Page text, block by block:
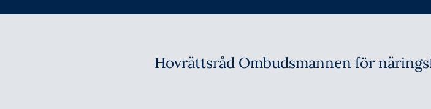
Hovrättsråd Ombudsmannen för